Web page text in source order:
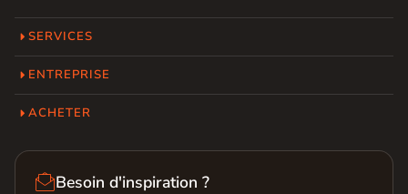
SERVICES
ENTREPRISE
ACHETER
Besoin d'inspiration ?